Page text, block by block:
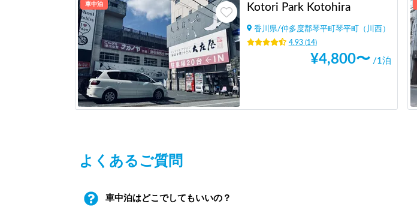
車中泊 Kotori Park Kotohira
香川県/仲多度郡琴平町琴平町（川西）
4.93(14)
¥4,800〜 /1泊
よくあるご質問
車中泊はどこでしてもいいの？